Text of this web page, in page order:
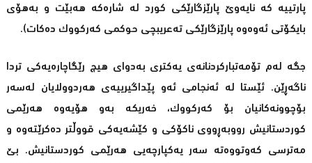
پارتییە كە نایەوێ‌ پارێزگارێكی كورد لە شارەكە هەبێت و بەهۆی
بایكۆتی ئەوەوە پارێزگارێكی تەعریبچی حوكمی كەركووك دەكات).
جگە لەم تۆمەتباركردنانەی یەكتری بەدوای هیچ رێگاچارەیەكی تردا
ناگەڕێن. ئێستا لە ئەنجامی ئەو پێداگیرییەی هەردوولایان لەسەر
بۆچوونەكانیان بۆ كەركووك، خەریكە بەو هۆیەوە هەرێمی
كوردستانیش رووبەڕووی ناكۆكی و كێشەیەكی قووڵتر دەكرێتەوە و
مەترسی كەوتووەتە سەر یەكپارچەیی هەرێمی كوردستانیش. بێ‌